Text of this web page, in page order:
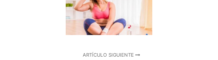
ARTÍCULO SIGUIENTE